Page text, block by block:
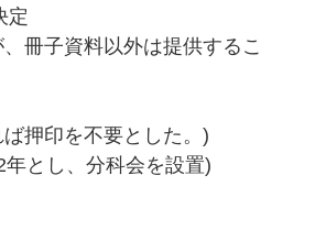
定
冊子資料以外は提供するこ
押印を不要とした。)
とし、分科会を設置)